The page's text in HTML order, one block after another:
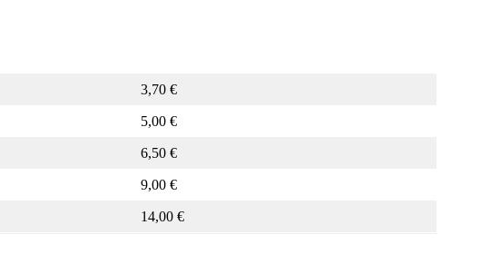
3,70 €
5,00 €
6,50 €
9,00 €
14,00 €